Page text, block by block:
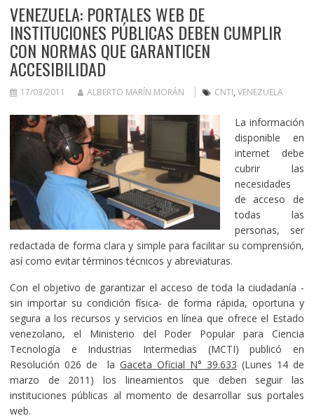
VENEZUELA: PORTALES WEB DE
INSTITUCIONES PÚBLICAS DEBEN CUMPLIR
CON NORMAS QUE GARANTICEN
ACCESIBILIDAD
17/03/2011 ALBERTO MARÍN MORÁN CNTI, VENEZUELA
La información
disponible en
internet debe
cubrir las
necesidades
de acceso de
todas las
personas, ser
redactada de forma clara y simple para facilitar su comprensión,
así como evitar términos técnicos y abreviaturas.
Con el objetivo de garantizar el acceso de toda la ciudadanía -
sin importar su condición física- de forma rápida, oportuna y
segura a los recursos y servicios en línea que ofrece el Estado
venezolano, el Ministerio del Poder Popular para Ciencia
Tecnología e Industrias Intermedias (MCTI) publicó en
Resolución 026 de la Gaceta Oficial N° 39.633 (Lunes 14 de
marzo de 2011) los lineamientos que deben seguir las
instituciones públicas al momento de desarrollar sus portales
web.